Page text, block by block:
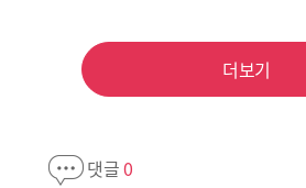
더보기
댓글0